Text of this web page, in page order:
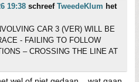
19:38 schreef TweedeKlum het
CAR 3 (VER) WILL BE
- FAILING TO FOLLOW
– CROSSING THE LINE AT